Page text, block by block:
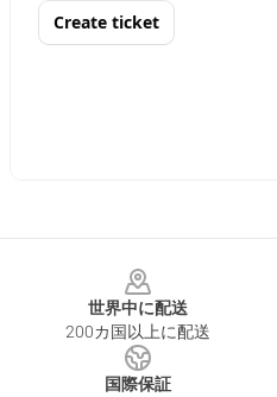
世界中に配送
200カ国以上に配送
国際保証